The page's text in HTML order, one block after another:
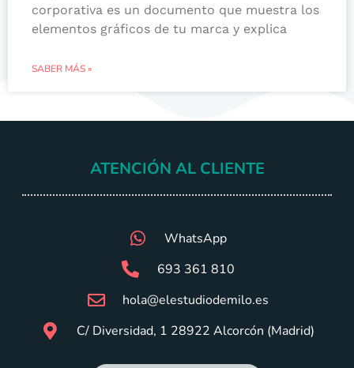
corporativa es un documento que muestra los
elementos gráficos de tu marca y explica
SABER MÁS »
ATENCIÓN AL CLIENTE
WhatsApp
693 361 810
hola@elestudiodemilo.es
C/ Diversidad, 1 28922 Alcorcón (Madrid)